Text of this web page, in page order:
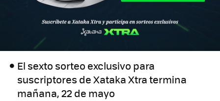
El sexto sorteo exclusivo para
suscriptores de Xataka Xtra termina
mañana, 22 de mayo